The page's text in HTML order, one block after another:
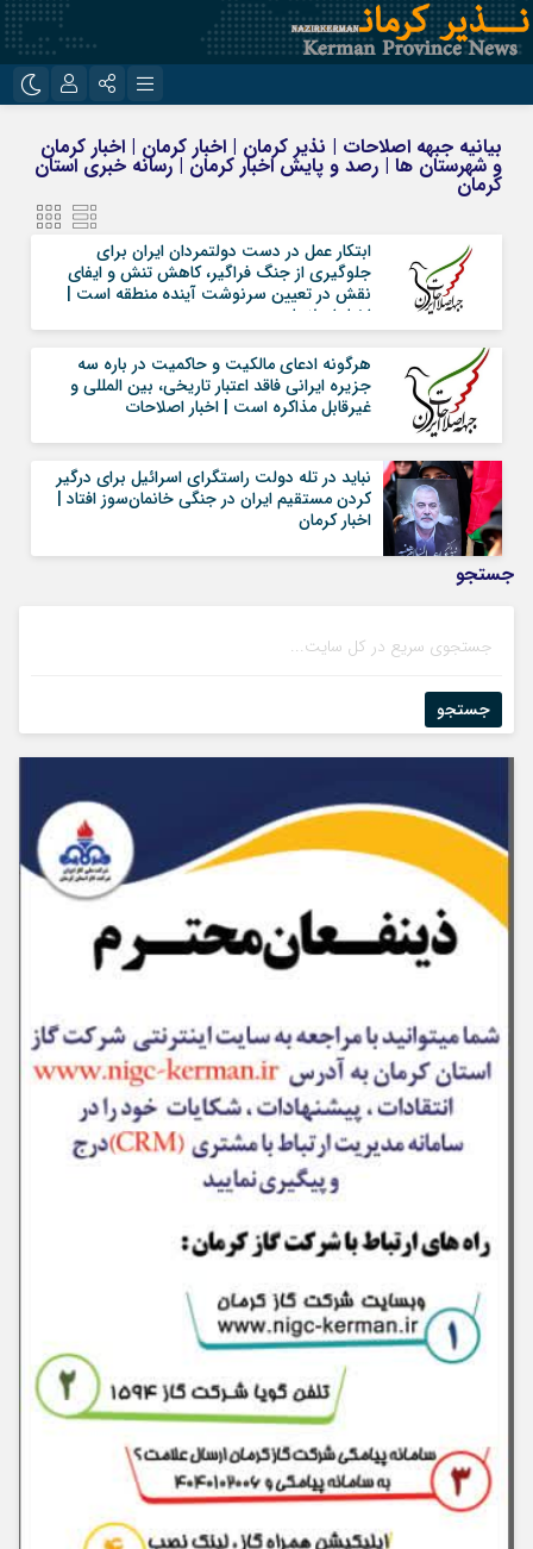
روبیکا
ایتا
مرا به خاطر بسپار
بیانیه جبهه اصلاحات | نذیر کرمان | اخبار کرمان | اخبار کرمان
و شهرستان ها | رصد و پایش اخبار کرمان | رسانه خبری استان
کرمان
ابتکار عمل در دست دولتمردان ایران براى
جلوگیری از جنگ فراگیر، کاهش تنش و ایفای
نقش در تعیین سرنوشت آینده منطقه است |
اخبار اصلاحات
هرگونه ادعاى مالکیت و حاکمیت در باره سه
جزیره ایرانى فاقد اعتبار تاریخى، بین المللى و
غیرقابل مذاکره است | اخبار اصلاحات
نباید در تله دولت راستگراى اسرائیل برای درگیر
کردن مستقیم ایران در جنگی خانمان‌سوز افتاد |
اخبار کرمان
جستجو
جستجو